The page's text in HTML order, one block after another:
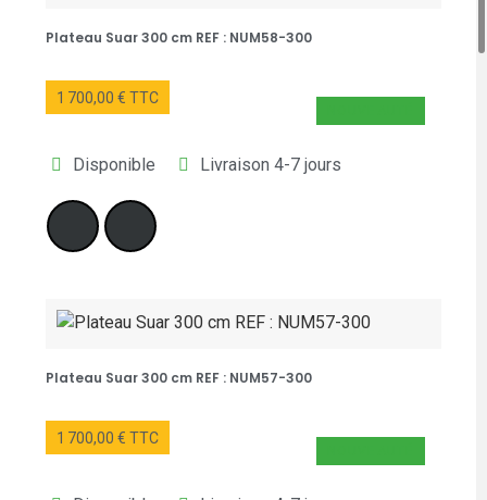
Plateau Suar 300 cm REF : NUM58-300
1 700,00 € TTC
Disponible Livraison 4-7 jours
Plateau Suar 300 cm REF : NUM57-300
1 700,00 € TTC